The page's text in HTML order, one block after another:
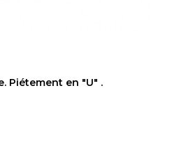
Piétement en "U" .